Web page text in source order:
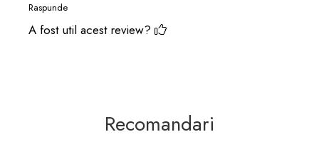
Raspunde
A fost util acest review?
Recomandari